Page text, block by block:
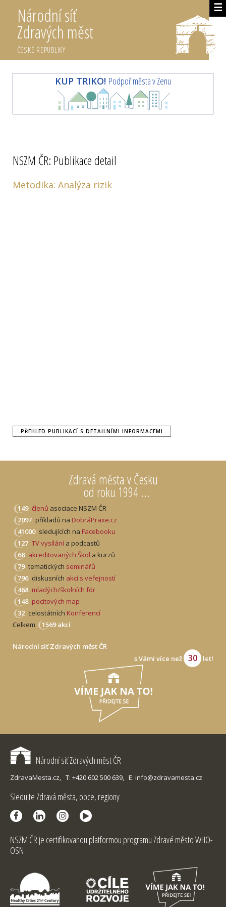
☰
Národní síť
Zdravých měst
ČESKÉ REPUBLIKY
KUP TRIKO! Podpoř města v Zenu
Zdravá města v Česku
od roku 1994 ...
149 členů asociace NSZM ČR
2097 příkladů na DobráPraxe.cz
41000 sledujících na Facebooku
127 TV vysílání a podcastů
68 akreditovaných Škol a kurzů
79 tematických seminářů
796 diskusních akcí s veřejností
468 mladých/školních fór
148 pocitových map
32 celostátních Konferencí
Celkem
1569 akcí
Národní síť Zdravých měst ČR
s Vámi více než
30 let!
NSZM ČR: Publikace detail
Metodika: Analýza rizik
PŘEHLED PUBLIKACÍ S DETAILNÍMI INFORMACEMI
Národní síť Zdravých měst ČR
ZdravaMesta.cz, T: +420 602 500 639, E: info@zdravamesta.cz
Sledujte Zdravá města, obce, regiony
NSZM ČR je certifikovanou platformou programu Zdravé město WHO-
OSN